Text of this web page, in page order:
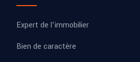
Expert de l’immobilier
Bien de caractère